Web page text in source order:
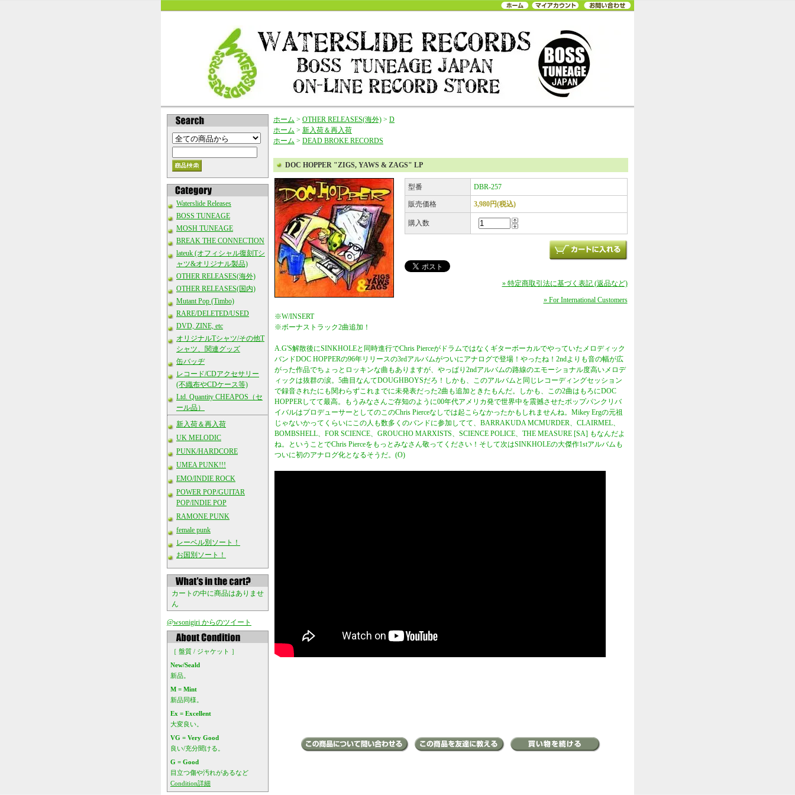
Waterslide Releases
BOSS TUNEAGE
MOSH TUNEAGE
BREAK THE CONNECTION
lateuk (オフィシャル復刻Tシ
ャツ&オリジナル製品)
OTHER RELEASES(海外)
OTHER RELEASES(国内)
Mutant Pop (Timbo)
RARE/DELETED/USED
DVD, ZINE, etc
オリジナルTシャツ/その他T
シャツ、関連グッズ
缶バッヂ
レコード/CDアクセサリー
(不織布やCDケース等)
Ltd. Quantity CHEAPOS（セ
ール品）
新入荷＆再入荷
UK MELODIC
PUNK/HARDCORE
UMEA PUNK!!!
EMO/INDIE ROCK
POWER POP/GUITAR
POP/INDIE POP
RAMONE PUNK
female punk
レーベル別ソート！
お国別ソート！
カートの中に商品はありませ
ん
@wsonigiri からのツイート
［ 盤質 / ジャケット ］
New/Seald
新品。
M = Mint
新品同様。
Ex = Excellent
大変良い。
VG = Very Good
良い/充分聞ける。
G = Good
目立つ傷や汚れがあるなど
Condition詳細
ホーム > OTHER RELEASES(海外) > D
ホーム > 新入荷＆再入荷
ホーム > DEAD BROKE RECORDS
DOC HOPPER "ZIGS, YAWS & ZAGS" LP
型番 DBR-257
販売価格 3,980円(税込)
購入数
» 特定商取引法に基づく表記 (返品など)
» For International Customers
※W/INSERT
※ボーナストラック2曲追加！
A.G'S解散後にSINKHOLEと同時進行でChris Pierceがドラムではなくギターボーカルでやっていたメロディック
バンドDOC HOPPERの96年リリースの3rdアルバムがついにアナログで登場！やったね！2ndよりも音の幅が広
がった作品でちょっとロッキンな曲もありますが、やっぱり2ndアルバムの路線のエモーショナル度高いメロデ
ィックは抜群の涙。5曲目なんてDOUGHBOYSだろ！しかも、このアルバムと同じレコーディングセッション
で録音されたにも関わらずこれまでに未発表だった2曲も追加ときたもんだ。しかも、この2曲はもろにDOC
HOPPERしてて最高。もうみなさんご存知のように00年代アメリカ発で世界中を震撼させたポップパンクリバ
イバルはプロデューサーとしてのこのChris Pierceなしでは起こらなかったかもしれませんね。Mikey Ergの元祖
じゃないかってくらいにこの人も数多くのバンドに参加してて、BARRAKUDA MCMURDER、CLAIRMEL、
BOMBSHELL、FOR SCIENCE、GROUCHO MARXISTS、SCIENCE POLICE、THE MEASURE [SA] もなんだよ
ね。ということでChris Pierceをもっとみなさん敬ってください！そして次はSINKHOLEの大傑作1stアルバムも
ついに初のアナログ化となるそうだ。(O)